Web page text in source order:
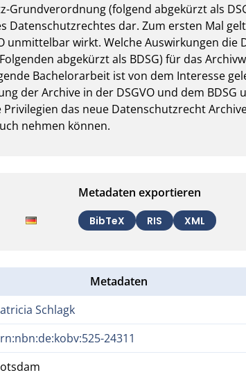
(folgend abgekürzt als
Datenschutzrechtes dar. Zum ersten Mal
unmittelbar wirkt. Welche Auswirkungen die
abgekürzt als BDSG) für das
Bachelorarbeit ist von dem Interesse
der Archive in der DSGVO und dem
das neue Datenschutzrecht
nehmen können.
Metadaten exportieren
BibTeX RIS XML
Metadaten
Schlagk
24311